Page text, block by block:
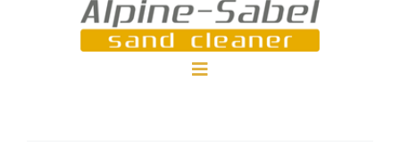
Toggle